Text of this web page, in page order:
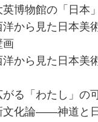
博物館の「日本
から見た日本美
画
から見た日本美
る「わたし」の
化論――神道と